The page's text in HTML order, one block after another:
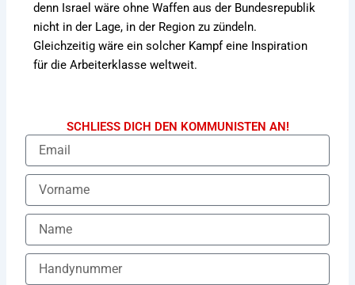
denn Israel wäre ohne Waffen aus der Bundesrepublik
nicht in der Lage, in der Region zu zündeln.
Gleichzeitig wäre ein solcher Kampf eine Inspiration
für die Arbeiterklasse weltweit.
SCHLIESS DICH DEN KOMMUNISTEN AN!